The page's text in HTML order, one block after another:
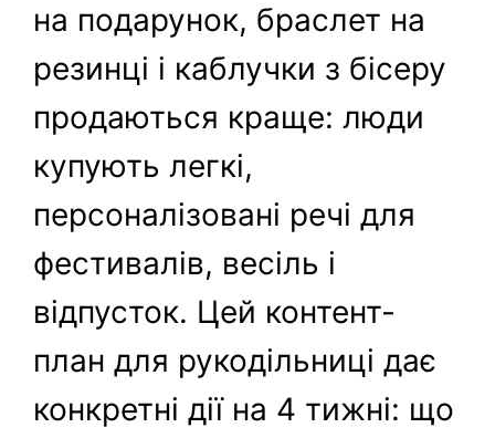
на подарунок, браслет на
резинці і каблучки з бісеру
продаються краще: люди
купують легкі,
персоналізовані речі для
фестивалів, весіль і
відпусток. Цей контент-
план для рукодільниці дає
конкретні дії на 4 тижні: що